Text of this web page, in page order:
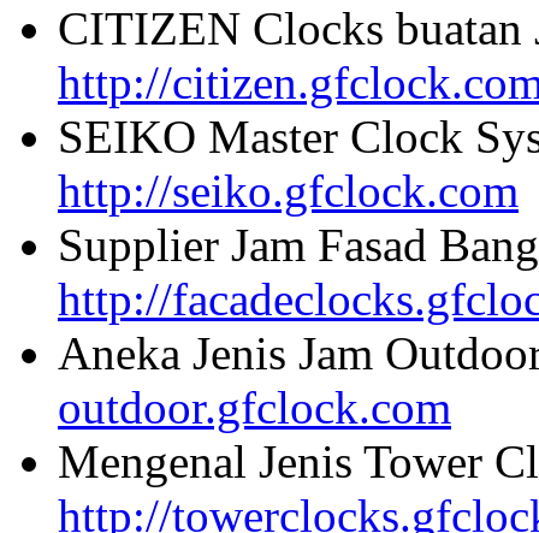
CITIZEN Clocks buatan
http://
SEIKO Master Clock
http://seiko.gfclock.com
Supplier Jam Fasad
http://
Aneka Jenis Jam
outdoor.gfclock.com
Mengenal Jenis Tower
http://